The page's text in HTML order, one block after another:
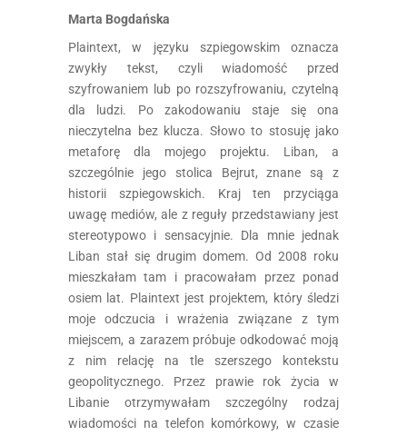
Marta Bogdańska
Plaintext, w języku szpiegowskim oznacza
zwykły tekst, czyli wiadomość przed
szyfrowaniem lub po rozszyfrowaniu, czytelną
dla ludzi. Po zakodowaniu staje się ona
nieczytelna bez klucza. Słowo to stosuję jako
metaforę dla mojego projektu. Liban, a
szczególnie jego stolica Bejrut, znane są z
historii szpiegowskich. Kraj ten przyciąga
uwagę mediów, ale z reguły przedstawiany jest
stereotypowo i sensacyjnie. Dla mnie jednak
Liban stał się drugim domem. Od 2008 roku
mieszkałam tam i pracowałam przez ponad
osiem lat. Plaintext jest projektem, który śledzi
moje odczucia i wrażenia związane z tym
miejscem, a zarazem próbuje odkodować moją
z nim relację na tle szerszego kontekstu
geopolitycznego. Przez prawie rok życia w
Libanie otrzymywałam szczególny rodzaj
wiadomości na telefon komórkowy, w czasie